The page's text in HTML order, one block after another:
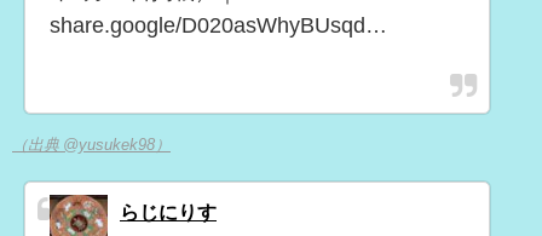
share.google/D020asWhyBUsqd…
（出典 @yusukek98）
らじにりす